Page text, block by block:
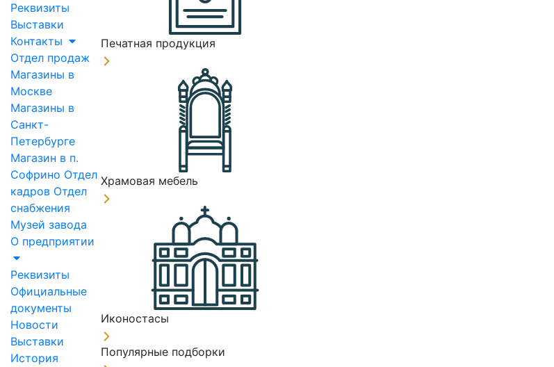
Реквизиты
Выставки
Контакты
Отдел продаж
Магазины в
Москве
Магазины в
Санкт-
Петербурге
Магазин в п.
Софрино Отдел
кадров Отдел
снабжения
Музей завода
О предприятии
Реквизиты
Официальные
документы
Новости
Выставки
История
Печатная продукция
Храмовая мебель
Иконостасы
Популярные подборки